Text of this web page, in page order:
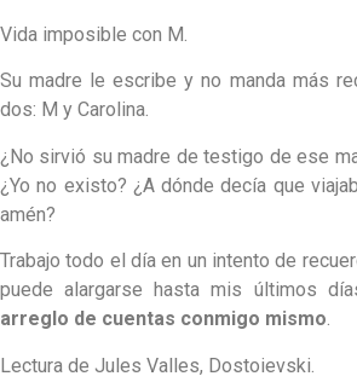
Vida imposible con M.
Su madre le escribe y no manda más
dos: M y Carolina.
¿No sirvió su madre de testigo de ese
¿Yo no existo? ¿A dónde decía que
amén?
Trabajo todo el día en un intento de
puede alargarse hasta mis últimos
arreglo de cuentas conmigo mismo.
Lectura de Jules Valles, Dostoievski.